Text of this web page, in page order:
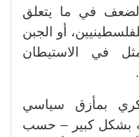
في ما يتعلق
أو الجبن
في الاستيطان
بمأزق سياسي
بشكل كبير – حسب